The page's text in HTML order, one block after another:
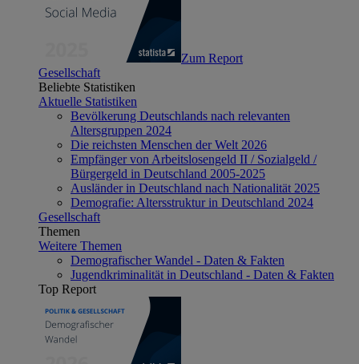
Zum Report
Gesellschaft
Beliebte Statistiken
Aktuelle Statistiken
Bevölkerung Deutschlands nach relevanten
Altersgruppen 2024
Die reichsten Menschen der Welt 2026
Empfänger von Arbeitslosengeld II / Sozialgeld /
Bürgergeld in Deutschland 2005-2025
Ausländer in Deutschland nach Nationalität 2025
Demografie: Altersstruktur in Deutschland 2024
Gesellschaft
Themen
Weitere Themen
Demografischer Wandel - Daten & Fakten
Jugendkriminalität in Deutschland - Daten & Fakten
Top Report